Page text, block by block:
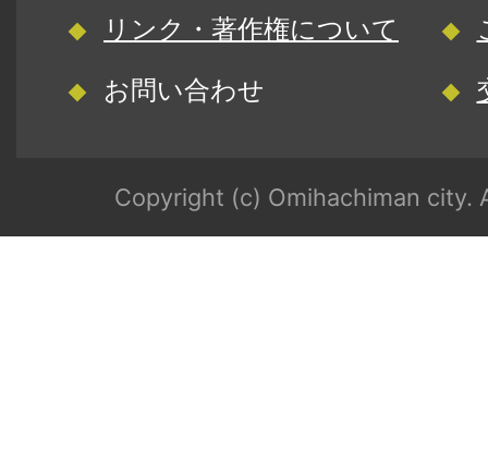
リンク・著作権について
お問い合わせ
Copyright (c) Omihachiman city.